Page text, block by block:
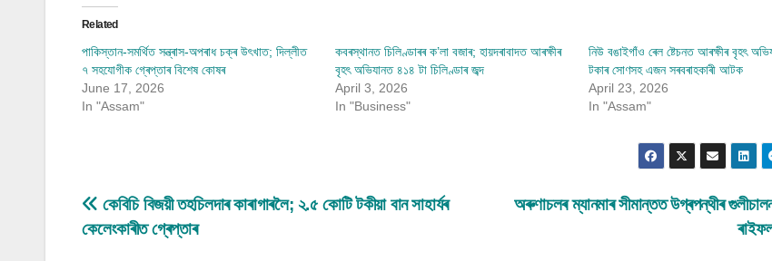
Related
পাকিস্তান-সমৰ্থিত সন্ত্ৰাস-অপৰাধ চক্ৰ উৎখাত; দিল্লীত
৭ সহযোগীক গ্ৰেপ্তাৰ বিশেষ কোষৰ
June 17, 2026
In "Assam"
কবৰস্থানত চিলিণ্ডাৰৰ ক’লা বজাৰ; হায়দৰাবাদত আৰক্ষীৰ
বৃহৎ অভিযানত ৪১৪ টা চিলিণ্ডাৰ জব্দ
April 3, 2026
In "Business"
নিউ বঙাইগাঁও ৰেল ষ্টেচনত আৰক্ষীৰ বৃহৎ
টকাৰ সোণসহ এজন সৰবৰাহকাৰী আটক
April 23, 2026
In "Assam"
Post
navigation
অৰুণাচলৰ ম্যানমাৰ সীমান্তত উগ্ৰপন্থীৰ
কেবিচি বিজয়ী তহচিলদাৰ কাৰাগাৰলৈ; ২.৫ কোটি টকীয়া বান সাহাৰ্যৰ
কেলেংকাৰীত গ্ৰেপ্তাৰ